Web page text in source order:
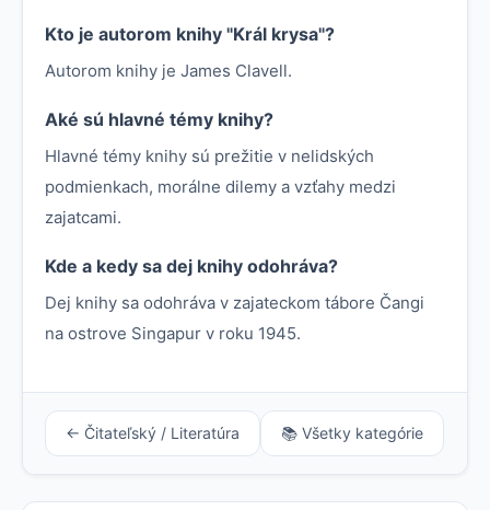
Kto je autorom knihy "Král krysa"?
Autorom knihy je James Clavell.
Aké sú hlavné témy knihy?
Hlavné témy knihy sú prežitie v nelidských
podmienkach, morálne dilemy a vzťahy medzi
zajatcami.
Kde a kedy sa dej knihy odohráva?
Dej knihy sa odohráva v zajateckom tábore Čangi
na ostrove Singapur v roku 1945.
← Čitateľský / Literatúra 📚 Všetky kategórie